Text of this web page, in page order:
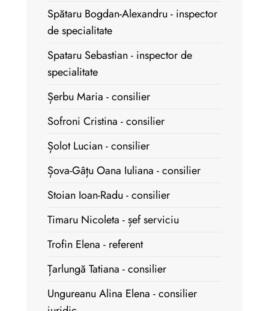
Spătaru Bogdan-Alexandru - inspector
de specialitate
Spataru Sebastian - inspector de
specialitate
Șerbu Maria - consilier
Sofroni Cristina - consilier
Șolot Lucian - consilier
Șova-Gâțu Oana Iuliana - consilier
Stoian Ioan-Radu - consilier
Timaru Nicoleta - șef serviciu
Trofin Elena - referent
Țarlungă Tatiana - consilier
Ungureanu Alina Elena - consilier